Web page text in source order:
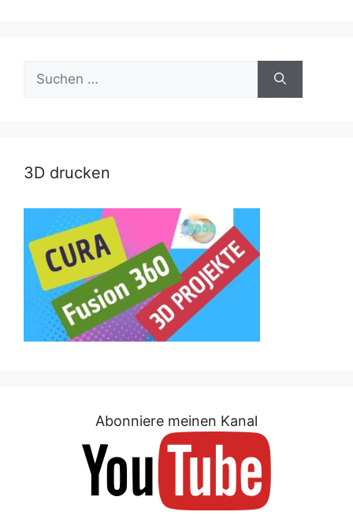
nach:
3D drucken
Abonniere meinen Kanal